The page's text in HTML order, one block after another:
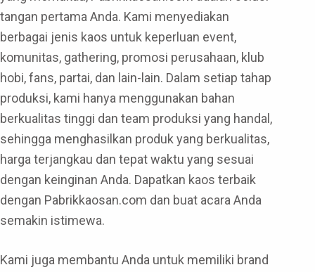
tangan pertama Anda. Kami menyediakan
berbagai jenis kaos untuk keperluan event,
komunitas, gathering, promosi perusahaan, klub
hobi, fans, partai, dan lain-lain. Dalam setiap tahap
produksi, kami hanya menggunakan bahan
berkualitas tinggi dan team produksi yang handal,
sehingga menghasilkan produk yang berkualitas,
harga terjangkau dan tepat waktu yang sesuai
dengan keinginan Anda. Dapatkan kaos terbaik
dengan Pabrikkaosan.com dan buat acara Anda
semakin istimewa.
Kami juga membantu Anda untuk memiliki brand